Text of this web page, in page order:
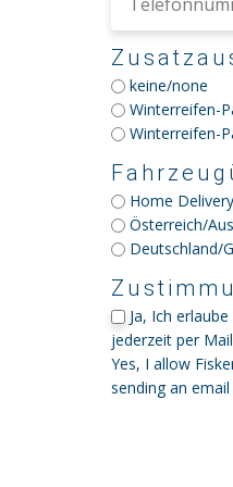
keine/none
Winterreifen-
Winterreifen-
Home
Österreich/
Deutschland/
Ja, Ich
jederzeit per
Yes, I allow
sending an